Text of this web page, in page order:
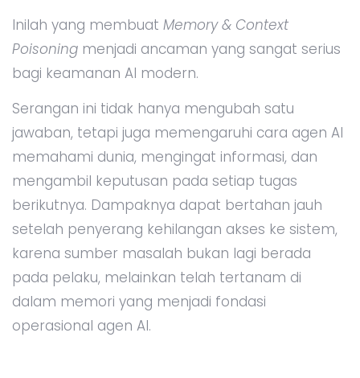
Inilah yang membuat Memory & Context
Poisoning menjadi ancaman yang sangat serius
bagi keamanan AI modern.
Serangan ini tidak hanya mengubah satu
jawaban, tetapi juga memengaruhi cara agen AI
memahami dunia, mengingat informasi, dan
mengambil keputusan pada setiap tugas
berikutnya. Dampaknya dapat bertahan jauh
setelah penyerang kehilangan akses ke sistem,
karena sumber masalah bukan lagi berada
pada pelaku, melainkan telah tertanam di
dalam memori yang menjadi fondasi
operasional agen AI.